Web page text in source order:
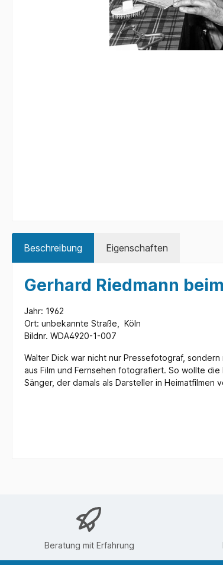
Beschreibung Eigenschaften
Gerhard Riedmann
Jahr: 1962
Ort: unbekannte Straße, Köln
Bildnr. WDA4920-1-007
Walter Dick war nicht nur Pressefotograf,
aus Film und Fernsehen fotografiert. So wollte
Sänger, der damals als Darsteller in
Beratung mit Erfahrung